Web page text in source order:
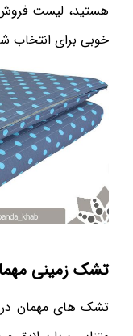
هستید، لیست فروش
خوبی برای انتخاب
تشک زمینی
تشک های مهمان در